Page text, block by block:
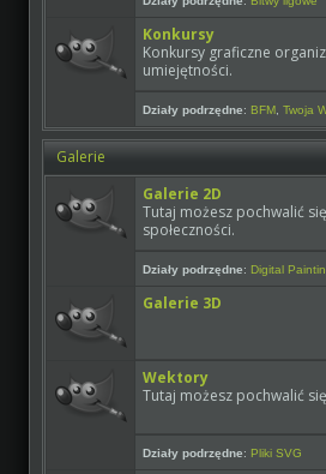
Konkursy
Konkursy graficzne
umiejętności.
Działy podrzędne: BFM,Twoja
Galerie
Galerie 2D
Tutaj możesz pochwalić
społeczności.
Działy podrzędne: Digital
Galerie 3D
Wektory
Tutaj możesz pochwalić
Działy podrzędne: Pliki SVG